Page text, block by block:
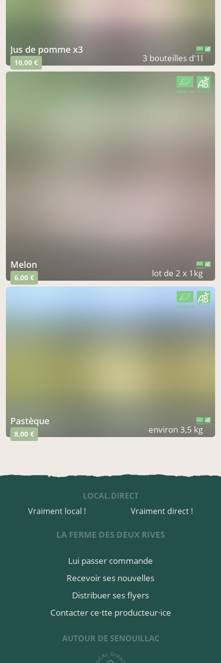
Jus de pomme x3
10,00 € 3 bouteilles d'1l
Melon
6,00 € lot de 2 x 1kg
CERTIFIÉ PAR FR-BIO-10
Pastèque
8,00 € environ 3,5 kg
CERTIFIÉ PAR FR-BIO-10
AGRICULTURE FRANCE
LOCAL.DIRECT
Vraiment local !
Vraiment direct !
LA FERME DES DEUX RIVES
Lui passer commande
Recevoir ses nouvelles
Distribuer ses flyers
Contacter ce·tte producteur·ice
AUTOUR DE SENOUILLAC